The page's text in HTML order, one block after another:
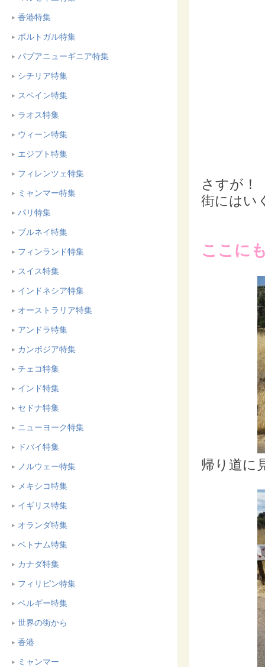
香港特集
ポルトガル特集
パプアニューギニア特集
シチリア特集
スペイン特集
ラオス特集
ウィーン特集
エジプト特集
フィレンツェ特集
ミャンマー特集
パリ特集
ブルネイ特集
フィンランド特集
スイス特集
インドネシア特集
オーストラリア特集
アンドラ特集
カンボジア特集
チェコ特集
インド特集
セドナ特集
ニューヨーク特集
ドバイ特集
ノルウェー特集
メキシコ特集
イギリス特集
オランダ特集
ベトナム特集
カナダ特集
フィリピン特集
ベルギー特集
世界の街から
香港
ミャンマー
さすが！
街にはい
ここに
帰り道に